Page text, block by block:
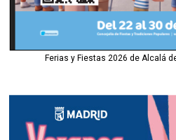
Ferias y Fiestas 2026 de Alcalá